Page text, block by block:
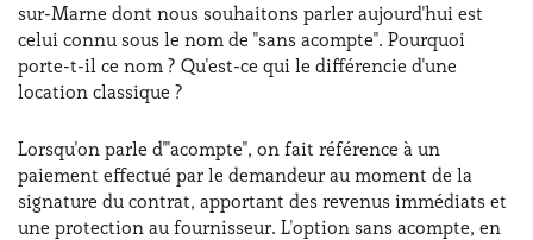
sur-Marne dont nous souhaitons parler aujourd'hui est
celui connu sous le nom de "sans acompte". Pourquoi
porte-t-il ce nom ? Qu'est-ce qui le différencie d'une
location classique ?
Lorsqu'on parle d'"acompte", on fait référence à un
paiement effectué par le demandeur au moment de la
signature du contrat, apportant des revenus immédiats et
une protection au fournisseur. L'option sans acompte, en